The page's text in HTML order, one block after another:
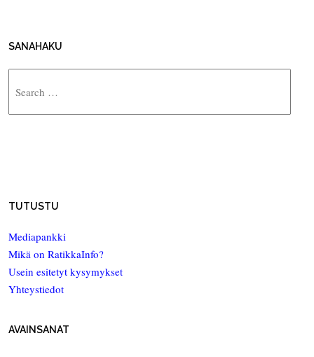
SANAHAKU
TUTUSTU
Mediapankki
Mikä on RatikkaInfo?
Usein esitetyt kysymykset
Yhteystiedot
AVAINSANAT